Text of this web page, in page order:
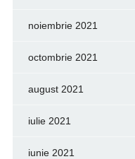
noiembrie 2021
octombrie 2021
august 2021
iulie 2021
iunie 2021